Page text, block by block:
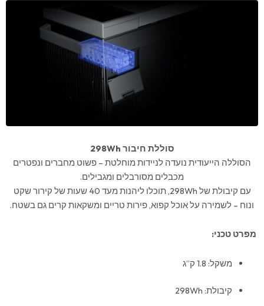
סוללת חיבור 298 Wh
הסוללה הייעודית נועדה לניידות מוחלטת – פשוט מחברים ונפטרים
מכבלים מסורבלים ומגבילים.
עם קיבולת של 298Wh, תוכלו ליהנות מעד 40 שעות של קירור שקט
ונוח – לשמירה על אוכל קפוא, פירות טריים ומשקאות קרים גם בשטח.
מפרט טכני:
משקל: 1.8 ק”ג
קיבולת: 298Wh